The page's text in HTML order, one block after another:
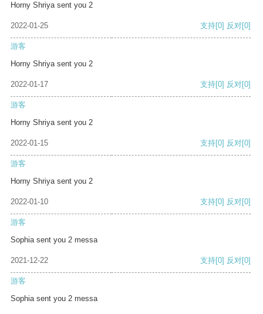
Horny Shriya sent you 2
2022-01-25 支持[0] 反对[0]
游客
Horny Shriya sent you 2
2022-01-17 支持[0] 反对[0]
游客
Horny Shriya sent you 2
2022-01-15 支持[0] 反对[0]
游客
Horny Shriya sent you 2
2022-01-10 支持[0] 反对[0]
游客
Sophia sent you 2 messa
2021-12-22 支持[0] 反对[0]
游客
Sophia sent you 2 messa